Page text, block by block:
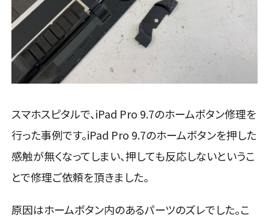
スマホスピタルで、iPad Pro 9.7のホームボタン修理を
行った事例です。iPad Pro 9.7のホームボタンを押した
感触が無くなってしまい、押しても反応しないというこ
とで修理ご依頼を頂きました。
原因はホームボタン内のあるパーツのズレでした。こ